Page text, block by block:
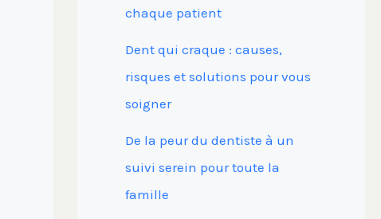
chaque patient
Dent qui craque : causes,
risques et solutions pour vous
soigner
De la peur du dentiste à un
suivi serein pour toute la
famille